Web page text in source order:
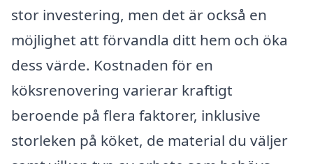
stor investering, men det är också en
möjlighet att förvandla ditt hem och öka
dess värde. Kostnaden för en
köksrenovering varierar kraftigt
beroende på flera faktorer, inklusive
storleken på köket, de material du väljer